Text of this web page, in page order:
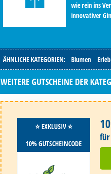
wie rein ins
innovativer
ÄHNLICHE KATEGORIEN: Blumen
WEITERE GUTSCHEINE DER
⭐️ EXKLUSIV ⭐️
10% GUTSCHEINCODE
für